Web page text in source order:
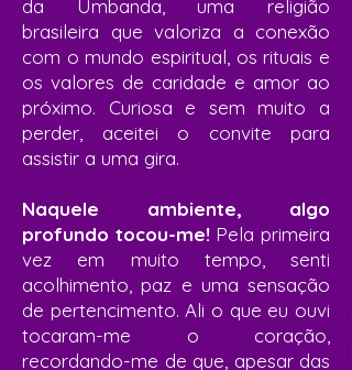
da Umbanda, uma religião
brasileira que valoriza a conexão
com o mundo espiritual, os rituais e
os valores de caridade e amor ao
próximo. Curiosa e sem muito a
perder, aceitei o convite para
assistir a uma gira.
Naquele ambiente, algo
profundo tocou-me!Pela primeira
vez em muito tempo, senti
acolhimento, paz e uma sensação
de pertencimento. Ali o que eu ouvi
tocaram-me o coração,
recordando-me de que, apesar das